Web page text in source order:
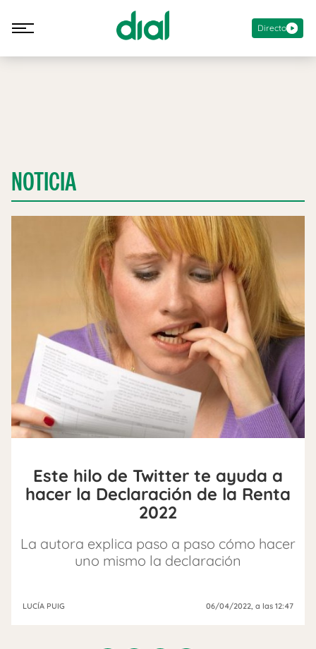
Directo
NOTICIA
Este hilo de Twitter te ayuda a
hacer la Declaración de la Renta
2022
La autora explica paso a paso cómo hacer
uno mismo la declaración
LUCÍA PUIG 06/04/2022, a las 12:47